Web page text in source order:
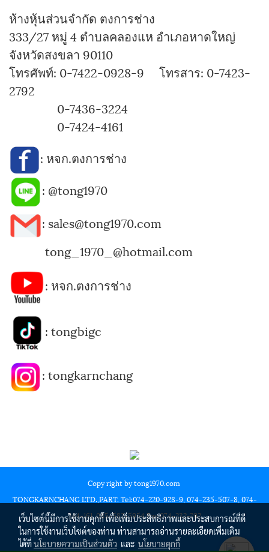
ห้างหุ้นส่วนจำกัด ตงการช่าง
333/27 หมู่ 4 ตำบลคลองแห อำเภอหาดใหญ่
จังหวัดสงขลา 90110
โทรศัพท์: 0-7422-0928-9 โทรสาร: 0-7423-
2792
0-7436-3224
0-7424-4161
: หจก.ตงการช่าง
: @tong1970
: sales@tong1970.com
tong_1970_@hotmail.com
: หจก.ตงการช่าง
: tongbigc
: tongkarnchang
Copy right by tong1970.com
TONGKARNCHANG LTD.,PART. Tel:074-220-928-9, 074-235-507-8, 074-
244-161, 085-582-5954 Fax:074-232-792
เว็บไซต์นี้มีการใช้งานคุกกี้ เพื่อเพิ่มประสิทธิภาพและประสบการณ์ที่ดี
ในการใช้งานเว็บไซต์ของท่าน ท่านสามารถอ่านรายละเอียดเพิ่มเติม
ได้ที่นโยบายความเป็นส่วนตัว และ นโยบายคุกกี้